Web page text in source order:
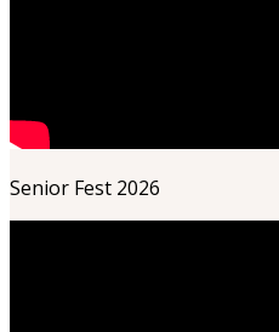
Senior Fest 2026